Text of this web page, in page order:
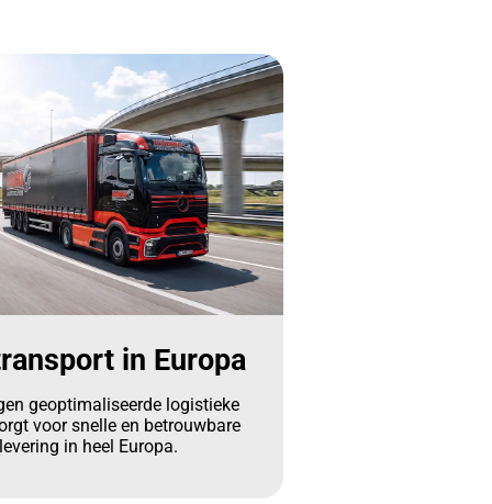
in Europa
geoptimaliseerde logistieke
voor snelle en betrouwbare
levering in heel Europa.